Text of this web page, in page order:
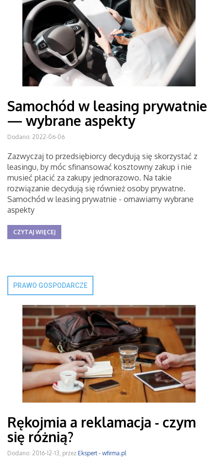
Samochód w leasing prywatnie
— wybrane aspekty
Dodano: 2022-06-06
Zazwyczaj to przedsiębiorcy decydują się skorzystać z
leasingu, by móc sfinansować kosztowny zakup i nie
musieć płacić za zakupy jednorazowo. Na takie
rozwiązanie decydują się również osoby prywatne.
Samochód w leasing prywatnie - omawiamy wybrane
aspekty
CZYTAJ WIĘCEJ
PRAWO GOSPODARCZE
Rękojmia a reklamacja - czym
się różnią?
Dodano: 2016-12-13, przez Ekspert - wfirma.pl